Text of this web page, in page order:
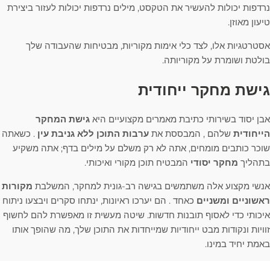
נרדפות יכולות להעשיר את הטקסט, מילים נרדפות יכולות לעזור ביצירת
טיעון מאוזן.
אסטרטגיות אלו, לצד כלי אימות מקוריות, מבטיחות שהעבודה שלך
בולטת ושומרת על מקוריותה.
גישת מחקר ייחודית
אבן יסוד בשירותי כתיבת מאמרים מקצועיים היא גישת המחקר
הייחודית שלהם , המבססת את ערבות התוכן ללא גניבת עין . כשאתה
שוכר כותבים מומחים, אתה לא רק משלם על מילים בדף; אתה משקיע
בתהליך מחקר יסודי המבטיח תוכן מקורי ואיכותי.
אנשי מקצוע אלה משתמשים בגישה רב-גונית למחקר, המשלבת מקורות
ראשוניים ומשניים כאחד . הם יערכו ראיונות, ינתחו סקרים ויבצעו ניתוח
איכותי כדי לאסוף תובנות חדשות. שיטה מעשית זו מאפשרת להם לחשוף
זוויות ונקודות מבט ייחודיות שמייחדות את התוכן שלך, מה שהופך אותו
באמת יחיד במינו.